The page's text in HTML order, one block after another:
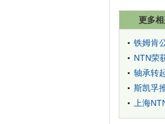
更多
铁姆肯
NTN荣
轴承转
斯凯孚
上海